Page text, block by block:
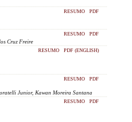
RESUMO PDF
RESUMO PDF
Cruz Freire
RESUMO PDF (ENGLISH)
RESUMO PDF
Junior, Kawan Moreira Santana
RESUMO PDF